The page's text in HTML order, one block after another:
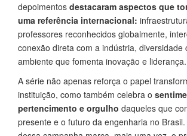
depoimentos destacaram aspectos que
uma referência internacional:
professores reconhecidos globalmente,
conexão direta com a indústria, diversidade
ambiente que fomenta inovação e liderança.
A série não apenas reforça o papel
instituição, como também celebra o
pertencimento e orgulho daqueles que
presente e o futuro da engenharia no